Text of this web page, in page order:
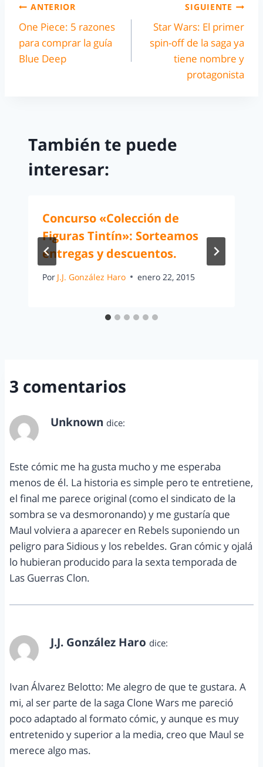
ANTERIOR
One Piece: 5 razones
para comprar la guía
Blue Deep
SIGUIENTE
Star Wars: El primer
spin-off de la saga ya
tiene nombre y
protagonista
También te puede
interesar:
Concurso «Colección de
Figuras Tintín»: Sorteamos
entregas y descuentos.
Por J.J. González Haro enero 22, 2015
3 comentarios
Unknown dice:
Este cómic me ha gusta mucho y me esperaba
menos de él. La historia es simple pero te entretiene,
el final me parece original (como el sindicato de la
sombra se va desmoronando) y me gustaría que
Maul volviera a aparecer en Rebels suponiendo un
peligro para Sidious y los rebeldes. Gran cómic y ojalá
lo hubieran producido para la sexta temporada de
Las Guerras Clon.
J.J. González Haro dice:
Ivan Álvarez Belotto: Me alegro de que te gustara. A
mi, al ser parte de la saga Clone Wars me pareció
poco adaptado al formato cómic, y aunque es muy
entretenido y superior a la media, creo que Maul se
merece algo mas.